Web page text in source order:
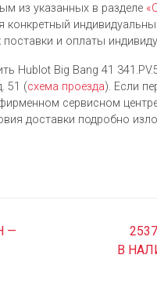
из указанных в разделе
конкретный
и оплаты
Hublot Big Bang 41
51 (схема проезда). Если
сервисном
доставки подробно
—
В